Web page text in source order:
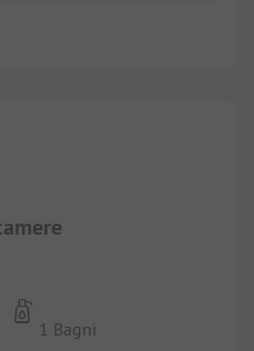
1 Bagni